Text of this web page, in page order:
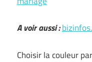
A voir aussi :
Choisir la couleur